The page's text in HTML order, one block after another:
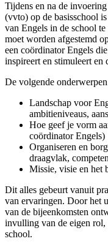
Tijdens en na de
(vvto) op de basisschool
van Engels in de school
moet worden afgestemd
een coördinator Engels
inspireert en stimuleert en
De volgende
Landschap voor
ambitieniveaus,
Hoe geef je vorm
coördinator Engels)
Organiseren en
draagvlak,
Missie, visie en het
Dit alles gebeurt vanuit
van ervaringen. Door het
van de bijeenkomsten
invulling van de eigen
school.